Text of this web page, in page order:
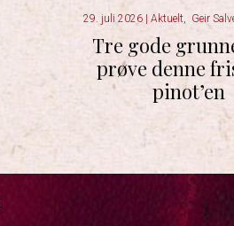
29. juli 2026 Aktuelt, Geir
Tre gode
prøve denne
pinot’en